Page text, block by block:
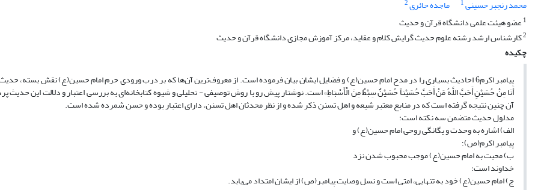
محمد رنجبر حسینی1 ماجده حائری2
1عضو هیئت علمی دانشگاه قرآن و حدیث
2کارشناس ارشد رشته علوم حدیث گرایش کلام و عقاید، مرکز آموزش مجازی دانشگاه قرآن و حدیث
چکیده
پیامبر اکرم6 احادیث بسیاری را در مدح امام حسین(ع) و فضایل ایشان بیان فرموده است. از معروف‌ترین آن‌ها که بر درب ورودی حرم امام حسین(ع) نقش بسته،
أَنَا مِنْ حُسَیْنٍ أَحَبَّ اللَّهُ مَنْ أَحَبَّ حُسَیْناً حُسَیْنٌ سِبْطٌ مِنَ الْأَسْبَاطِ» است. نوشتار پیش رو با روش توصیفی - تحلیلی و شیوه کتابخانه‌ای به بررسی اعتبار و دلالت این حدیث
آن چنین نتیجه گرفته است که در منابع معتبر شیعه و اهل تسنن ذکر شده و از نظر محدثان اهل تسنن، دارای اعتبار بوده و حسن شمرده شده است.
مدلول حدیث متضمن سه نکته است:
الف) اشاره به وحدت و یگانگی روحی امام حسین(ع) و
پیامبر اکرم(ص)؛
ب) محبت به امام حسین(ع) موجب محبوب شدن نزد
خداوند است؛
ج) امام حسین(ع) خود به تنهایی، امتی است و نسل وصایت پیامبر(ص) از ایشان امتداد می‌یابد.